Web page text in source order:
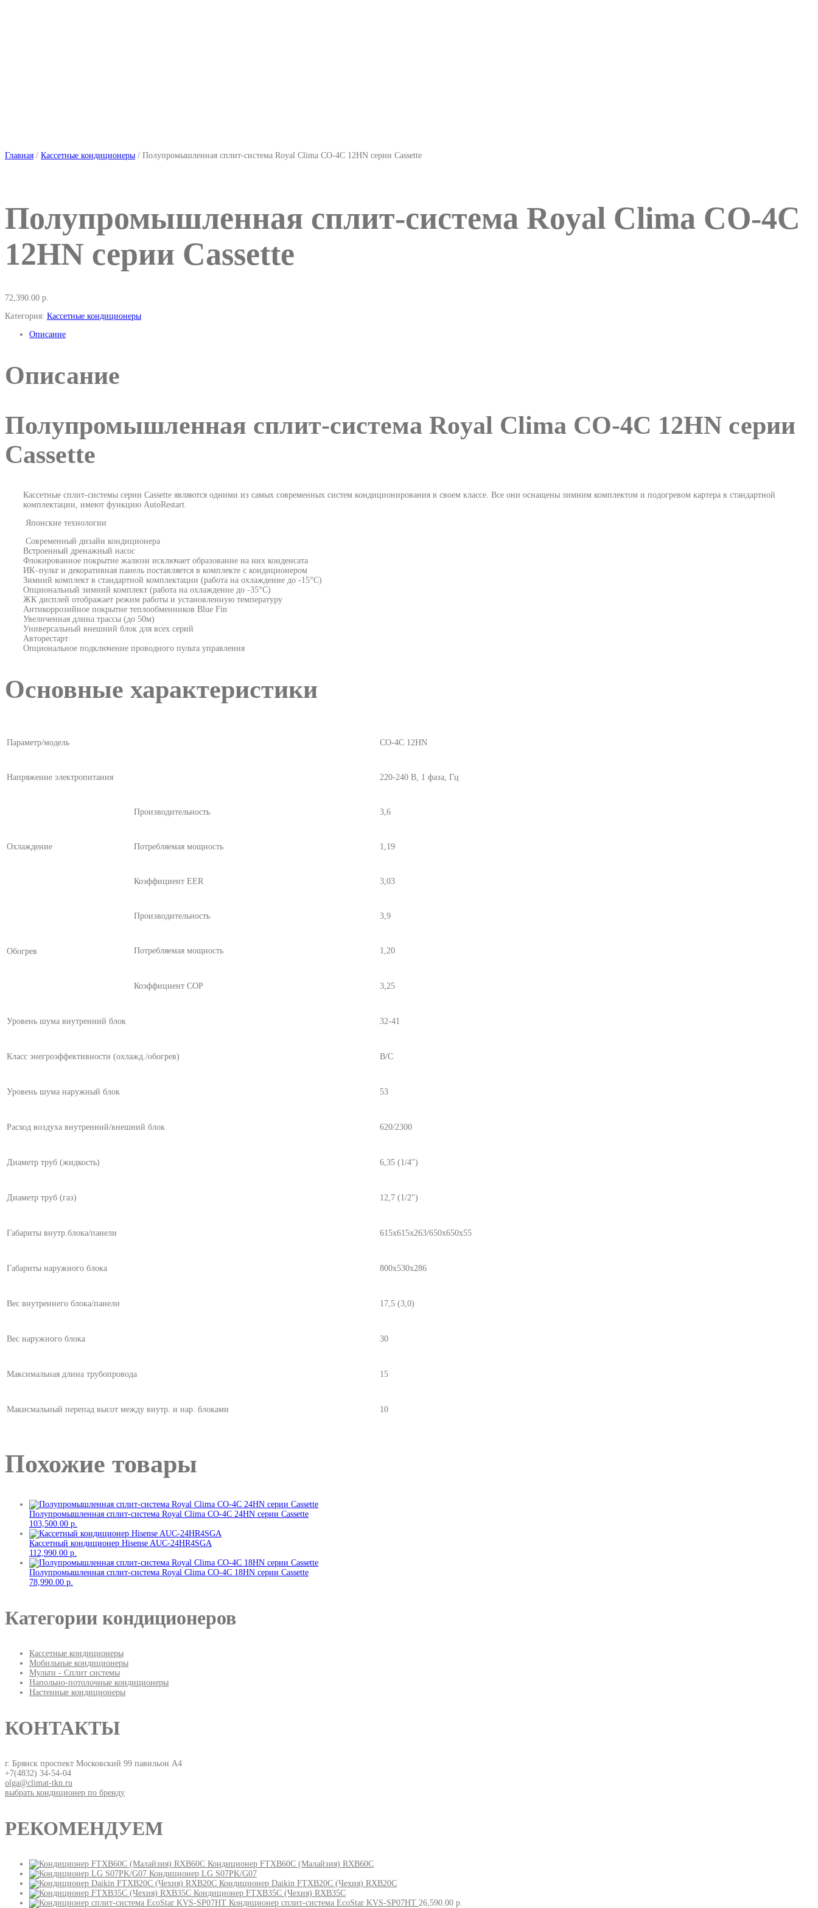
Главная / Кассетные кондиционеры / Полупромышленная сплит-система Royal Clima CO-4C 12HN серии Cassette
Полупромышленная сплит-система Royal Clima CO-4C
12HN серии Cassette
72,390.00 р.
Категория: Кассетные кондиционеры
Описание
Описание
Полупромышленная сплит-система Royal Clima CO-4C 12HN серии
Cassette
Кассетные сплит-системы серии Cassette являются одними из самых современных систем кондиционирования в своем классе. Все они оснащены зимним комплектом и подогревом картера в стандартной
комплектации, имеют функцию AutoRestart.
Японские технологии
Современный дизайн кондиционера
Встроенный дренажный насос
Флокированное покрытие жалюзи исключает образование на них конденсата
ИК–пульт и декоративная панель поставляется в комплекте с кондиционером
Зимний комплект в стандартной комплектации (работа на охлаждение до -15°С)
Опциональный зимний комплект (работа на охлаждение до -35°С)
ЖК дисплей отображает режим работы и установленную температуру
Антикоррозийное покрытие теплообменников Blue Fin
Увеличенная длина трассы (до 50м)
Универсальный внешний блок для всех серий
Авторестарт
Опциональное подключение проводного пульта управления
Основные характеристики
Параметр/модель CO-4C 12HN
Напряжение электропитания 220-240 В, 1 фаза, Гц
Охлаждение
Производительность 3,6
Потребляемая мощность 1,19
Коэффициент EER 3,03
Обогрев
Производительность 3,9
Потребляемая мощность 1,20
Коэффициент СОР 3,25
Уровень шума внутренний блок 32-41
Класс энегроэффективности (охлажд./обогрев) B/C
Уровень шума наружный блок 53
Расход воздуха внутренний/внешний блок 620/2300
Диаметр труб (жидкость) 6,35 (1/4″)
Диаметр труб (газ) 12,7 (1/2″)
Габариты внутр.блока/панели 615x615x263/650x650x55
Габариты наружного блока 800x530x286
Вес внутреннего блока/панели 17,5 (3,0)
Вес наружного блока 30
Максимальная длина трубопровода 15
Макисмальный перепад высот между внутр. и нар. блоками 10
Похожие товары
Полупромышленная сплит-система Royal Clima CO-4C 24HN серии Cassette
103,500.00 р.
Кассетный кондиционер Hisense AUC-24HR4SGA
112,990.00 р.
Полупромышленная сплит-система Royal Clima CO-4C 18HN серии Cassette
78,990.00 р.
Категории кондиционеров
Кассетные кондиционеры
Мобильные кондиционеры
Мульти - Сплит системы
Напольно-потолочные кондиционеры
Настенные кондиционеры
КОНТАКТЫ
г. Брянск проспект Московский 99 павильон А4
+7(4832) 34-54-04
olga@climat-tkn.ru
выбрать кондиционер по бренду
РЕКОМЕНДУЕМ
Кондиционер FTXB60C (Малайзия) RXB60C
Кондиционер LG S07PK/G07
Кондиционер Daikin FTXB20C (Чехия) RXB20C
Кондиционер FTXB35C (Чехия) RXB35C
Кондиционер сплит-система EcoStar KVS-SP07HT 26,590.00 р.